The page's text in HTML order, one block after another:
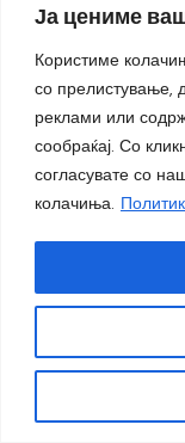
Ја цениме
Користиме
со прелистување,
реклами или
сообраќај. Со
согласувате со
колачиња.
„Strange